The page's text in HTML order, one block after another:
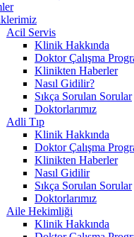
Acil Servis
Klinik Hakkında
Doktor Çalışma
Klinikten Haberler
Nasıl Gidilir?
Sıkça Sorulan Sorular
Doktorlarımız
Adli Tıp
Klinik Hakkında
Doktor Çalışma
Klinikten Haberler
Nasıl Gidilir
Sıkça Sorulan Sorular
Doktorlarımız
Aile Hekimliği
Klinik Hakkında